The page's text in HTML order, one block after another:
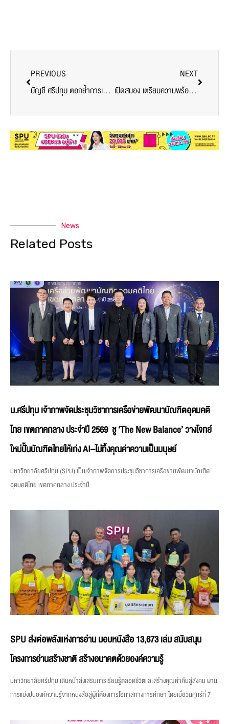
PREVIOUS
บัญชี ศรีปทุม ตอกย้ำการเป็นบัญชีมืออาชีพ เตรียมพร้อมการเป็นนักบัญชี4.0
NEXT
เปิดสมอง เตรียมความพร้อมกับก้าวแรกสู่นักจัดการธุรกิจการบินอย่างมืออาชีพ กับสาขาการจัดการธุรกิจการบิน ศรีปทุม
News
Related Posts
ม.ศรีปทุม เจ้าภาพจัดประชุมวิชาการเครือข่ายพัฒนาบัณฑิตอุดมคติ
ไทย เขตภาคกลาง ประจำปี 2569 ชู ‘The New Balance’ วางโจทย์
ใหม่ปั้นบัณฑิตไทยให้เก่ง AI–ไม่ทิ้งคุณค่าความเป็นมนุษย์
มหาวิทยาลัยศรีปทุม (SPU) เป็นเจ้าภาพจัดการประชุมวิชาการเครือข่ายพัฒนาบัณฑิต
อุดมคติไทย เขตภาคกลาง ประจำปี
SPU ส่งต่อพลังแห่งการอ่าน มอบหนังสือ 13,673 เล่ม สนับสนุน
โครงการอ่านสร้างชาติ สร้างอนาคตด้วยองค์ความรู้
มหาวิทยาลัยศรีปทุม เดินหน้าส่งเสริมการเรียนรู้ตลอดชีวิตและสร้างคุณค่าคืนสู่สังคม ผ่าน
การแบ่งปันองค์ความรู้จากหนังสือสู่ผู้ที่ต้องการโอกาสทางการศึกษา โดยเมื่อวันศุกร์ที่ 7